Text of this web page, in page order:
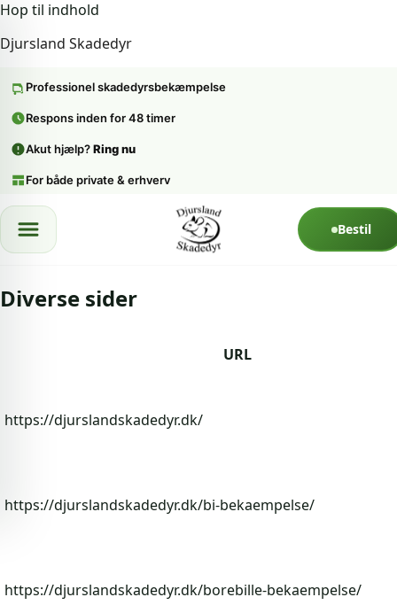
Hop til indhold
Djursland Skadedyr
Professionel skadedyrsbekæmpelse
Respons inden for 48 timer
Akut hjælp?Ring nu
For både private & erhverv
Spring til indhold
Bestil
Diverse sider
URL
https://djurslandskadedyr.dk/
https://djurslandskadedyr.dk/bi-bekaempelse/
https://djurslandskadedyr.dk/borebille-bekaempelse/